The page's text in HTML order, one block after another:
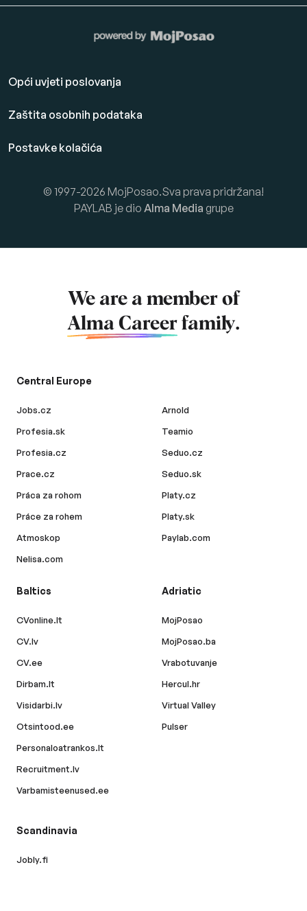
Opći uvjeti poslovanja
Zaštita osobnih podataka
Postavke kolačića
© 1997-2026 MojPosao.Sva prava pridržana!
PAYLAB je dio Alma Media grupe
We are a member of
Alma Career family.
Central Europe
Jobs.cz
Profesia.sk
Profesia.cz
Prace.cz
Práca za rohom
Práce za rohem
Atmoskop
Nelisa.com
Arnold
Teamio
Seduo.cz
Seduo.sk
Platy.cz
Platy.sk
Paylab.com
Baltics
CVonline.lt
CV.lv
CV.ee
Dirbam.lt
Visidarbi.lv
Otsintood.ee
Personaloatrankos.lt
Recruitment.lv
Varbamisteenused.ee
Adriatic
MojPosao
MojPosao.ba
Vrabotuvanje
Hercul.hr
Virtual Valley
Pulser
Scandinavia
Jobly.fi